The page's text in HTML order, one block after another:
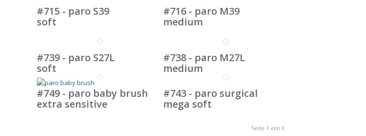
#715 - paro S39
soft
#716 - paro M39
medium
#739 - paro S27L
soft
#738 - paro M27L
medium
#749 - paro baby brush
extra sensitive
#743 - paro surgical
mega soft
Seite 1 von 0